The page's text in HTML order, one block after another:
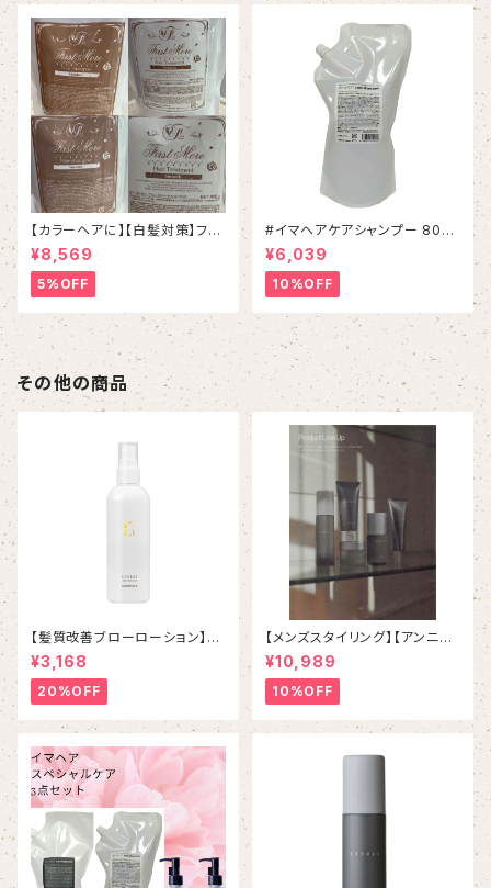
【カラーヘアに】【白髪対策】ファ
ーストモアシャンプー＆トリート
メントSET
¥8,569
5%OFF
#イマヘアケアシャンプー 800
mL リフィル
¥6,039
10%OFF
その他の商品
【髪質改善ブローローション】ハ
ホニコ レブリ ヘアーローショ
ンα 〈化粧品〉 240mL / ¥3,96
0(税込)
¥3,168
20%OFF
【メンズスタイリング】【アンニュ
イスタイリング】 HOYU ET
ORAS シリーズ ５本フルセット
¥10,989
10%OFF